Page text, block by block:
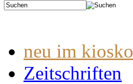
neu im kiosko
Zeitschriften